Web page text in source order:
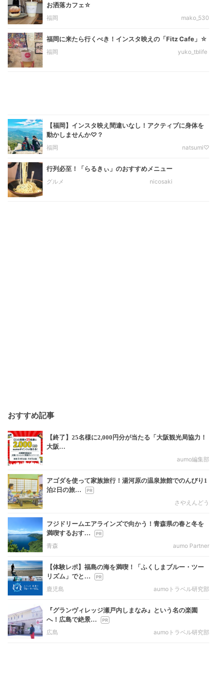
お洒落カフェ☆
福岡 mako_530
福岡に来たら行くべき！インスタ映えの「Fitz Cafe」☆
福岡 yuko_tblife
【福岡】インスタ映え間違いなし！アクティブに身体を
動かしませんか♡？
福岡 natsumi♡
行列必至！「らるきぃ」のおすすめメニュー
グルメ nicosaki
おすすめ記事
【終了】25名様に2,000円分が当たる「大阪観光局協力！
大阪…
aumo編集部
アゴダを使って家族旅行！湯河原の温泉旅館でのんびり1
泊2日の旅…
さやえんどう
フジドリームエアラインズで向かう！青森県の春と冬を
満喫するおす…
青森
aumo Partner
【体験レポ】福島の海を満喫！「ふくしまブルー・ツー
リズム」でと…
鹿児島
aumoトラベル研究部
『グランヴィレッジ瀬戸内しまなみ』という名の楽園
へ！広島で絶景…
広島
aumoトラベル研究部